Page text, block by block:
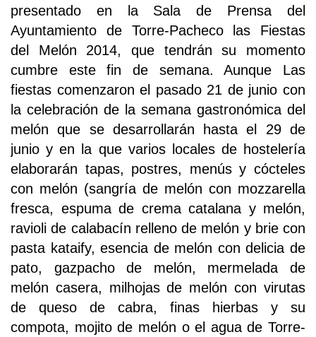
presentado en la Sala de Prensa del
Ayuntamiento de Torre-Pacheco las Fiestas
del Melón 2014, que tendrán su momento
cumbre este fin de semana. Aunque Las
fiestas comenzaron el pasado 21 de junio con
la celebración de la semana gastronómica del
melón que se desarrollarán hasta el 29 de
junio y en la que varios locales de hostelería
elaborarán tapas, postres, menús y cócteles
con melón (sangría de melón con mozzarella
fresca, espuma de crema catalana y melón,
ravioli de calabacín relleno de melón y brie con
pasta kataify, esencia de melón con delicia de
pato, gazpacho de melón, mermelada de
melón casera, milhojas de melón con virutas
de queso de cabra, finas hierbas y su
compota, mojito de melón o el agua de Torre-